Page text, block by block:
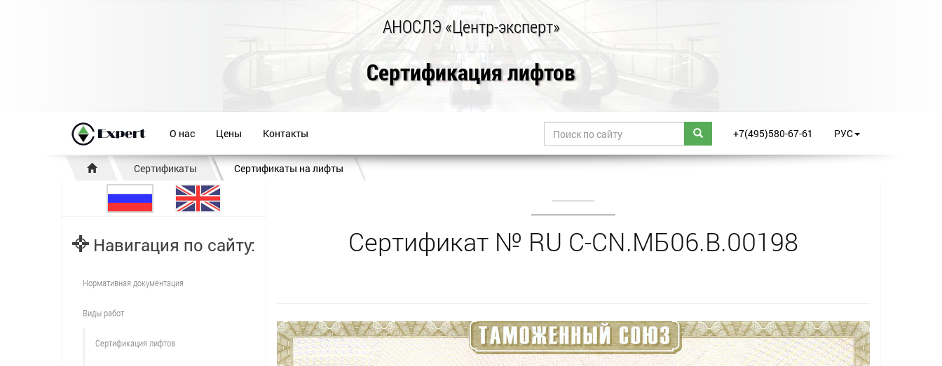
АНОСЛЭ «Центр-эксперт»
Сертификация лифтов
О нас Цены Контакты +7(495)580-67-61 РУС
Сертификаты Сертификаты на лифты
Сертификат № RU С-CN.МБ06.B.00198
Навигация по сайту:
Нормативная документация
Виды работ
Сертификация лифтов